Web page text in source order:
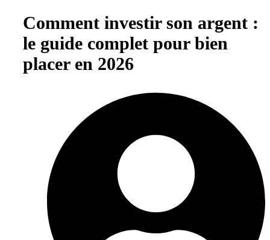
Comment investir son argent :
le guide complet pour bien
placer en 2026